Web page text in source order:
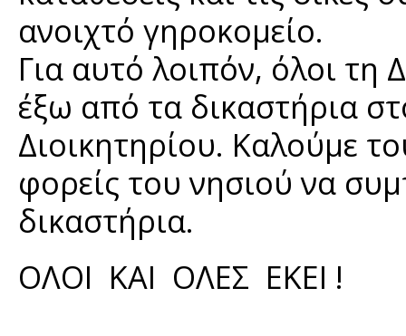
ανοιχτό γηροκομείο.
Για αυτό λοιπόν, όλοι τη
έξω από τα δικαστήρια
Διοικητηρίου. Καλούμε
φορείς του νησιού να
δικαστήρια.
ΟΛΟΙ ΚΑΙ ΟΛΕΣ ΕΚΕΙ !